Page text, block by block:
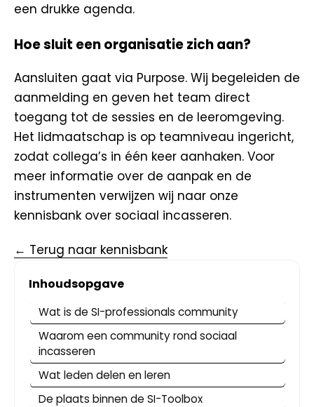
een drukke agenda.
Hoe sluit een organisatie zich aan?
Aansluiten gaat via Purpose. Wij begeleiden de
aanmelding en geven het team direct
toegang tot de sessies en de leeromgeving.
Het lidmaatschap is op teamniveau ingericht,
zodat collega’s in één keer aanhaken. Voor
meer informatie over de aanpak en de
instrumenten verwijzen wij naar onze
kennisbank over sociaal incasseren.
← Terug naar kennisbank
Inhoudsopgave
Wat is de SI-professionals community
Waarom een community rond sociaal
incasseren
Wat leden delen en leren
De plaats binnen de SI-Toolbox